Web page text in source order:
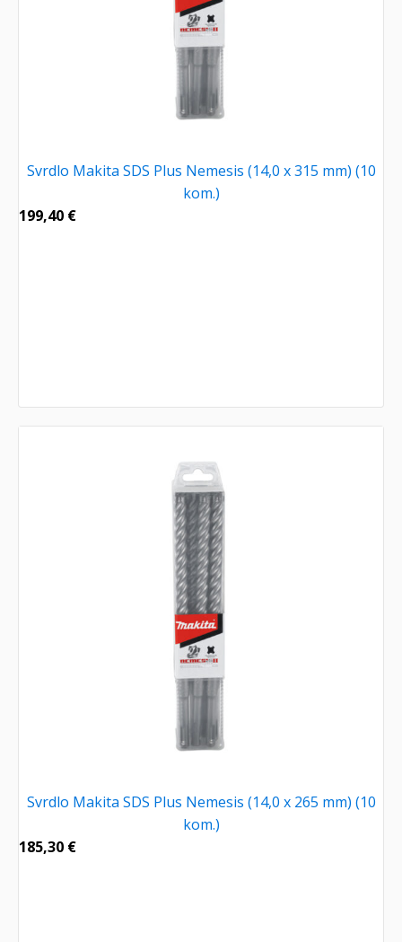
Svrdlo Makita SDS Plus Nemesis (14,0 x 315 mm) (10
kom.)
199,40 €
Svrdlo Makita SDS Plus Nemesis (14,0 x 265 mm) (10
kom.)
185,30 €